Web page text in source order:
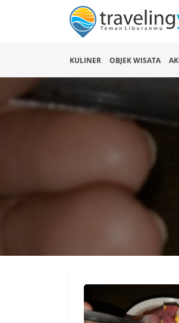
KULINER OBJEK WISATA